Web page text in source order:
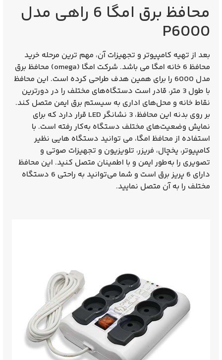
محافظ برق امگا 6 راهی مدل
P6000
بعد از تهیه کامپیوتر و تجهیزات آن، مهم ترین مرحله خرید
محافظ 6 خانه امگا
می باشد. شرکت امگا (omega) محافظ برق
مدل 6000 را برای همین هدف طراحی کرده است. این محافظ
با طول 3 متر، قادر است دستگاه‌های مختلف را در دورترین
نقاط خانه و محل‌های اداری به سیستم برق ایمن متصل کند.
بر روی بدنه این محافظ، 3 نشانگر LED قرار دارد که برای
نمایش وضعیت‌های مختلف دستگاه به‌کار رفته است. با
استفاده از محافظ امگا، می‌ توانید دستگاه‌ هایی نظیر
کامپیوتر، یخچال، فریزر، تلویزیون و تجهیزات صوتی و
تصویری را به‌طور ایمن و با اطمینان متصل کنید. این محافظ
دارای 6 پریز برق است و شما می‌توانید به راحتی 6 دستگاه
مختلف را به آن متصل نمایید.